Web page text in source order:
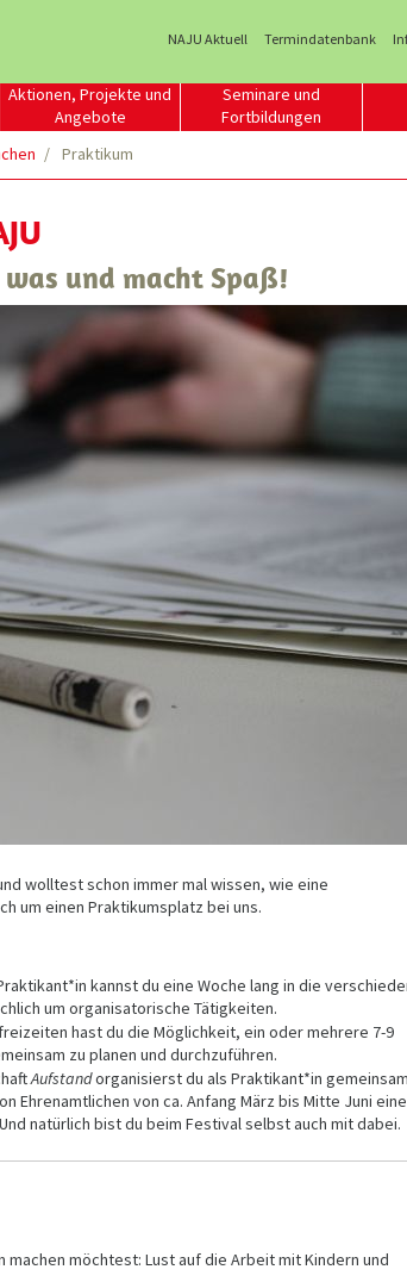
NAJU Aktuell Termindatenbank
Aktionen, Projekte und
Angebote
Seminare und
Fortbildungen
Praktikum
und macht Spaß!
wolltest schon immer mal wissen, wie eine
um einen Praktikumsplatz bei uns.
kannst du eine Woche lang in die
um organisatorische Tätigkeiten.
hast du die Möglichkeit, ein oder mehrere 7-9
zu planen und durchzuführen.
Aufstandorganisierst du als Praktikant*in
Ehrenamtlichen von ca. Anfang März bis Mitte Juni eine
natürlich bist du beim Festival selbst auch mit dabei.
möchtest: Lust auf die Arbeit mit Kindern und